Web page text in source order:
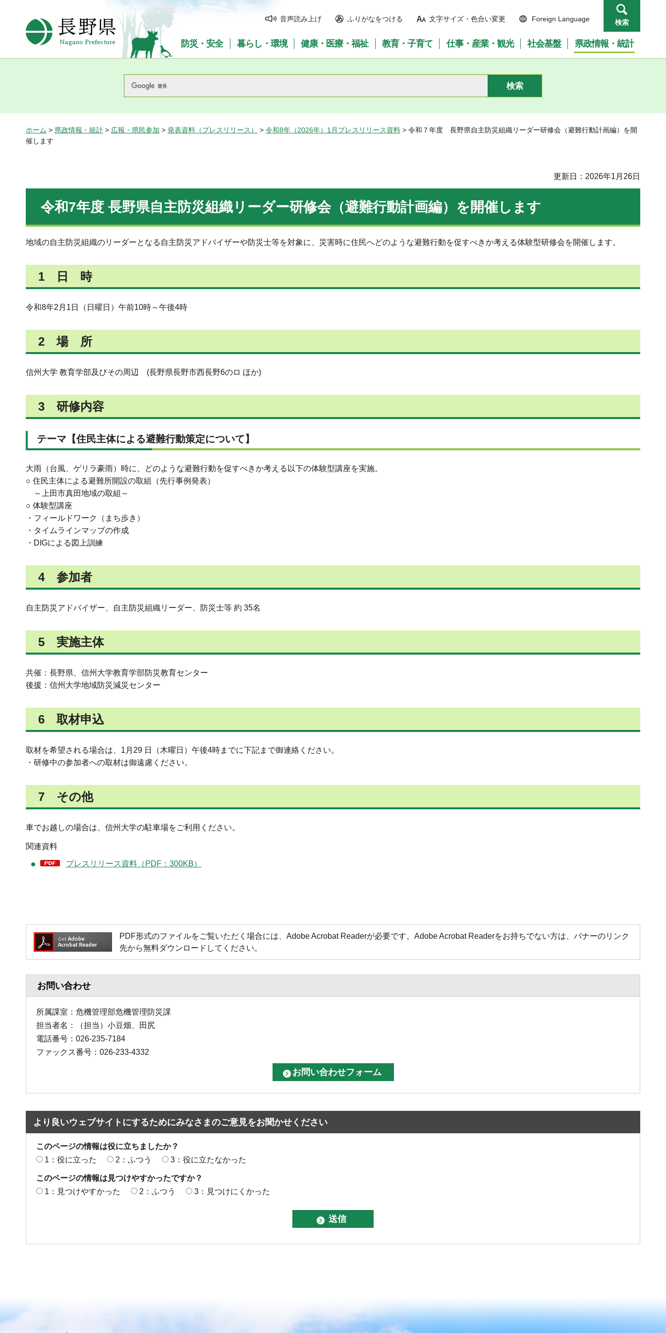
長野県Nagano Prefecture
音声読み上げ ふりがなをつける 文字サイズ・色合い変更 Foreign Language 検索
防災・安全 暮らし・環境 健康・医療・福祉 教育・子育て 仕事・産業・観光 社会基盤 県政情報・統計
ホーム > 県政情報・統計 > 広報・県民参加 > 発表資料（プレスリリース） > 令和8年（2026年）1月プレスリリース資料 > 令和７年度 長野県自主防災組織リーダー研修会（避難行動計画編）を開
催します
更新日：2026年1月26日
令和7年度 長野県自主防災組織リーダー研修会（避難行動計画編）を開催します
地域の自主防災組織のリーダーとなる自主防災アドバイザーや防災士等を対象に、災害時に住民へどのような避難行動を促すべきか考える体験型研修会を開催します。
1 日 時
令和8年2月1日（日曜日）午前10時～午後4時
2 場 所
信州大学 教育学部及びその周辺 (長野県長野市西長野6のロ ほか)
3 研修内容
テーマ【住民主体による避難行動策定について】
大雨（台風、ゲリラ豪雨）時に、どのような避難行動を促すべきか考える以下の体験型講座を実施。
○ 住民主体による避難所開設の取組（先行事例発表）
～上田市真田地域の取組～
○ 体験型講座
・フィールドワーク（まち歩き）
・タイムラインマップの作成
・DIGによる図上訓練
4 参加者
自主防災アドバイザー、自主防災組織リーダー、防災士等 約 35名
5 実施主体
共催：長野県、信州大学教育学部防災教育センター
後援：信州大学地域防災減災センター
6 取材申込
取材を希望される場合は、1月29 日（木曜日）午後4時までに下記まで御連絡ください。
・研修中の参加者への取材は御遠慮ください。
7 その他
車でお越しの場合は、信州大学の駐車場をご利用ください。
関連資料
プレスリリース資料（PDF：300KB）
PDF形式のファイルをご覧いただく場合には、Adobe Acrobat Readerが必要です。Adobe Acrobat Readerをお持ちでない方は、バナーのリンク
先から無料ダウンロードしてください。
お問い合わせ
所属課室：危機管理部危機管理防災課
担当者名：（担当）小豆畑、田尻
電話番号：026-235-7184
ファックス番号：026-233-4332
より良いウェブサイトにするためにみなさまのご意見をお聞かせください
このページの情報は役に立ちましたか？
1：役に立った
2：ふつう 3：役に立たなかった
このページの情報は見つけやすかったですか？
1：見つけやすかった
2：ふつう 3：見つけにくかった